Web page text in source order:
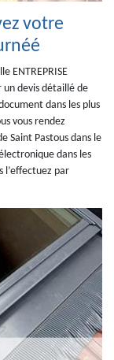
votre
ENTREPRISE
un devis détaillé de
dans les plus
vous rendez
Saint Pastous dans le
dans les
l’effectuez par